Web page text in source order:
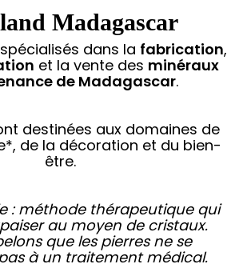
Madagascar
dans la fabrication,
et la vente des minéraux
de Madagascar.
destinées aux domaines de
de la décoration et du bien-
être.
: méthode thérapeutique qui
au moyen de cristaux.
que les pierres ne se
à un traitement médical.